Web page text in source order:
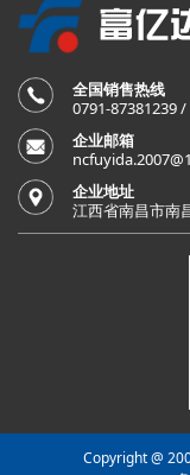
全国销售热线
0791-87381239
企业邮箱
企业地址
江西省南昌市南
Copyright @